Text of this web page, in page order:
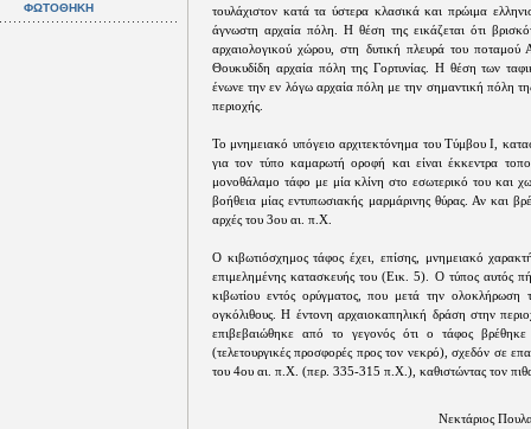
ΦΩΤΟΘΗΚΗ
τουλάχιστον κατά τα ύστερα κλασικά και πρώιμα
άγνωστη αρχαία πόλη. Η θέση της εικάζεται ότι
αρχαιολογικού χώρου, στη δυτική πλευρά του ποταμού
Θουκυδίδη αρχαία πόλη της Γορτυνίας. Η θέση των
ένωνε την εν λόγω αρχαία πόλη με την σημαντική πόλη
περιοχής.
Το μνημειακό υπόγειο αρχιτεκτόνημα του Τύμβου Ι,
για τον τύπο καμαρωτή οροφή και είναι έκκεντρα
μονοθάλαμο τάφο με μία κλίνη στο εσωτερικό του και
βοήθεια μίας εντυπωσιακής μαρμάρινης θύρας. Αν και
αρχές του 3ου αι. π.Χ.
Ο κιβωτιόσχημος τάφος έχει, επίσης, μνημειακό
επιμελημένης κατασκευής του (Εικ. 5). Ο τύπος αυτός
κιβωτίου εντός ορύγματος, που μετά την
ογκόλιθους. Η έντονη αρχαιοκαπηλική δράση στην
επιβεβαιώθηκε από το γεγονός ότι ο τάφος
(τελετουργικές προσφορές προς τον νεκρό), σχεδόν σε
του 4ου αι. π.Χ. (περ. 335-315 π.Χ.), καθιστώντας τον
Νεκτάριος